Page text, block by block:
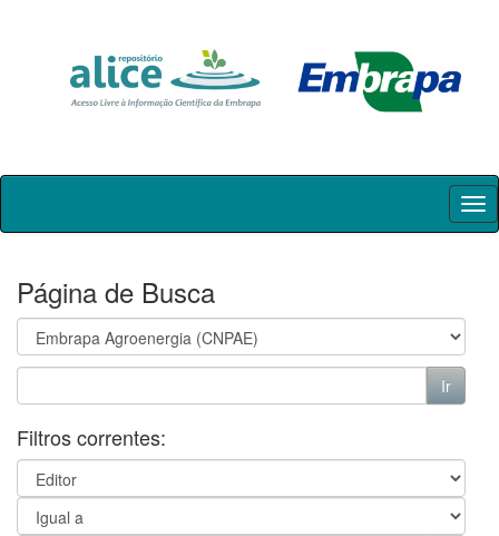
Skip
Página de Busca
Filtros correntes: